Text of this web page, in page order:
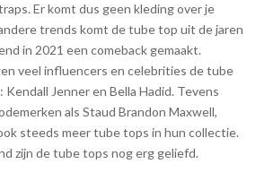
Er komt dus geen kleding over je
trends komt de tube top uit de jaren
in 2021 een comeback gemaakt.
veel influencers en celebrities de tube
Kendall Jenner en Bella Hadid. Tevens
als Staud Brandon Maxwell,
steeds meer tube tops in hun collectie.
zijn de tube tops nog erg geliefd.